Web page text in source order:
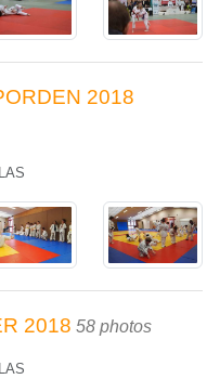
2018
2018 58 photos